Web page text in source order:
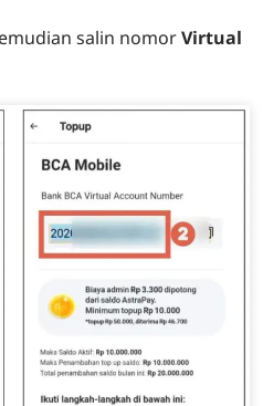
salin nomorVirtual